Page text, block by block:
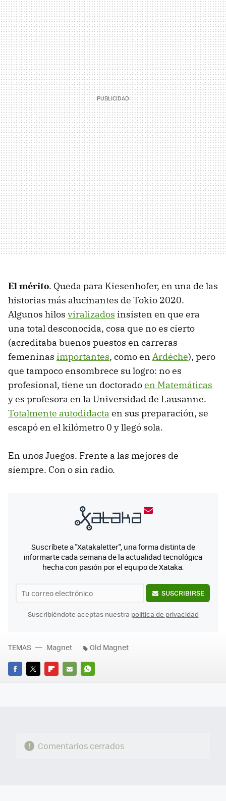
El mérito. Queda para Kiesenhofer, en una de las
historias más alucinantes de Tokio 2020.
Algunos hilos viralizados insisten en que era
una total desconocida, cosa que no es cierto
(acreditaba buenos puestos en carreras
femeninas importantes, como en Ardéche), pero
que tampoco ensombrece su logro: no es
profesional, tiene un doctoradoen Matemáticas
y es profesora en la Universidad de Lausanne.
Totalmente autodidacta en sus preparación, se
escapó en el kilómetro 0 y llegó sola.
En unos Juegos. Frente a las mejores de
siempre. Con o sin radio.
Suscríbete a "Xatakaletter", una forma distinta de
informarte cada semana de la actualidad tecnológica
hecha con pasión por el equipo de Xataka.
SUSCRIBIRSE
Suscribiéndote aceptas nuestra política de privacidad
FACEBOOK
TWITTERFLIPBOARD
E-
WHATSAPP
TEMAS Magnet Old Magnet
Comentarios cerrados